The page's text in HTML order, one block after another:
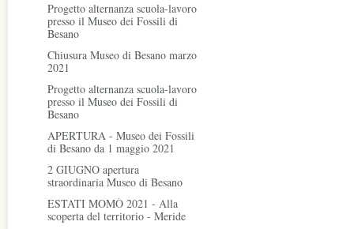
Progetto alternanza scuola-lavoro
presso il Museo dei Fossili di
Besano
Chiusura Museo di Besano marzo
2021
Progetto alternanza scuola-lavoro
presso il Museo dei Fossili di
Besano
APERTURA - Museo dei Fossili
di Besano da 1 maggio 2021
2 GIUGNO apertura
straordinaria Museo di Besano
ESTATI MOMÒ 2021 - Alla
scoperta del territorio - Meride